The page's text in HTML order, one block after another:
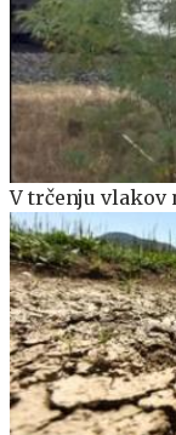
V trčenju vlakov